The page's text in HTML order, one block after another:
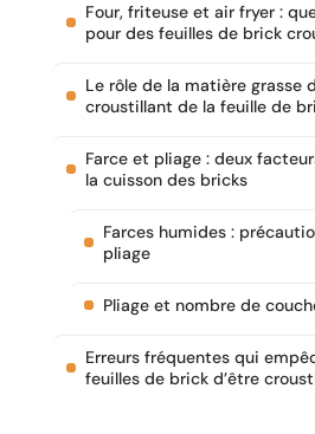
Four, friteuse et air fryer :
pour des feuilles de brick
Le rôle de la matière grasse
croustillant de la feuille de
Farce et pliage : deux
la cuisson des bricks
Farces humides :
pliage
Pliage et nombre de
Erreurs fréquentes qui
feuilles de brick d’être